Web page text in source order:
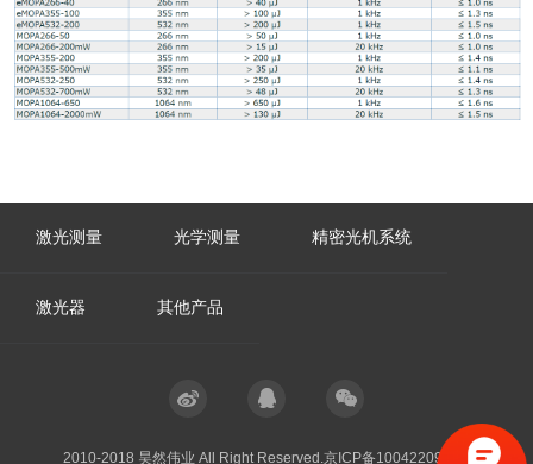
激光测量 光学测量 精密光机系统
激光器 其他产品
2010-2018 昊然伟业 All Right Reserved.京ICP备10042209号-1